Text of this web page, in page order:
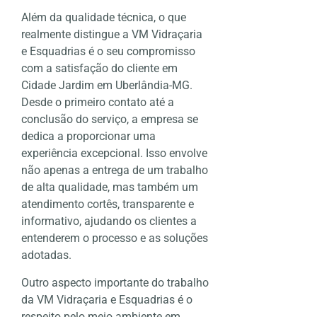
Além da qualidade técnica, o que
realmente distingue a VM Vidraçaria
e Esquadrias é o seu compromisso
com a satisfação do cliente em
Cidade Jardim em Uberlândia-MG.
Desde o primeiro contato até a
conclusão do serviço, a empresa se
dedica a proporcionar uma
experiência excepcional. Isso envolve
não apenas a entrega de um trabalho
de alta qualidade, mas também um
atendimento cortês, transparente e
informativo, ajudando os clientes a
entenderem o processo e as soluções
adotadas.
Outro aspecto importante do trabalho
da VM Vidraçaria e Esquadrias é o